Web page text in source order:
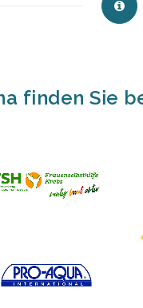
finden Sie